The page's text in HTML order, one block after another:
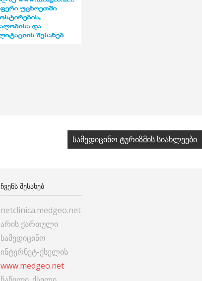
სამედიცინო ტურიზმის სიახლეები
ᲩᲕᲔᲜᲡ ᲨᲔᲡᲐᲮᲔᲑ
netclinica.medgeo.net
არის ქართული
სამედიცინო
ინტერნეტ-ქსელის
www.medgeo.net